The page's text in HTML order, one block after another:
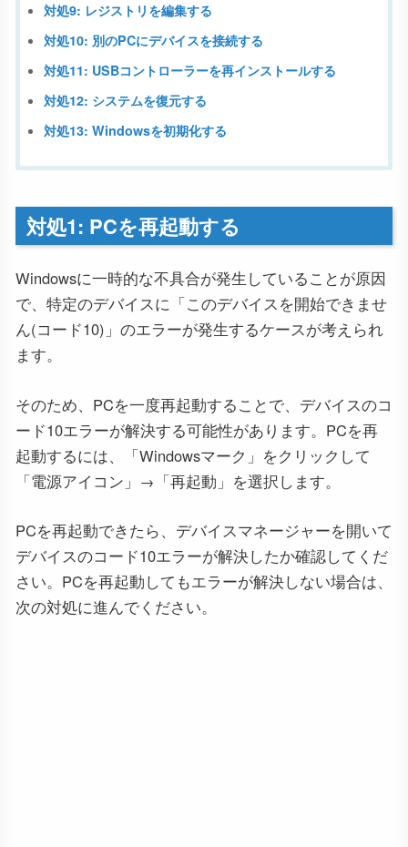
対処9: レジストリを編集する
対処10: 別のPCにデバイスを接続する
対処11: USBコントローラーを再インストールする
対処12: システムを復元する
対処13: Windowsを初期化する
対処1: PCを再起動する
Windowsに一時的な不具合が発生していることが原因
で、特定のデバイスに「このデバイスを開始できませ
ん(コード10)」のエラーが発生するケースが考えられ
ます。
そのため、PCを一度再起動することで、デバイスのコ
ード10エラーが解決する可能性があります。PCを再
起動するには、「Windowsマーク」をクリックして
「電源アイコン」→「再起動」を選択します。
PCを再起動できたら、デバイスマネージャーを開いて
デバイスのコード10エラーが解決したか確認してくだ
さい。PCを再起動してもエラーが解決しない場合は、
次の対処に進んでください。